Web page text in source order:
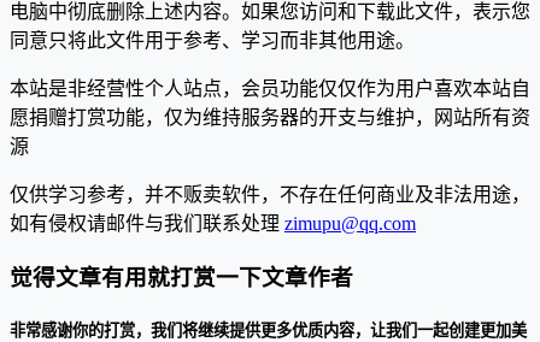
电脑中彻底删除上述内容。如果您访问和下载此文件，表示您
同意只将此文件用于参考、学习而非其他用途。
本站是非经营性个人站点，会员功能仅仅作为用户喜欢本站自
愿捐赠打赏功能，仅为维持服务器的开支与维护，网站所有资
源
仅供学习参考，并不贩卖软件，不存在任何商业及非法用途，
如有侵权请邮件与我们联系处理 zimupu@qq.com
觉得文章有用就打赏一下文章作者
非常感谢你的打赏，我们将继续提供更多优质内容，让我们一起创建更加美